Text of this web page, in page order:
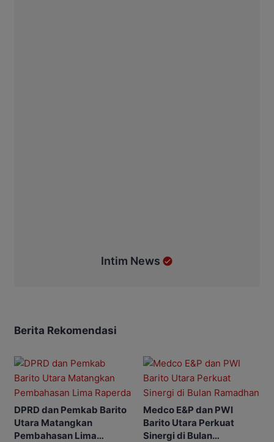
Intim News
Berita Rekomendasi
DPRD dan Pemkab Barito
Utara Matangkan
Pembahasan Lima
Medco E&P dan PWI
Barito Utara Perkuat
Sinergi di Bulan